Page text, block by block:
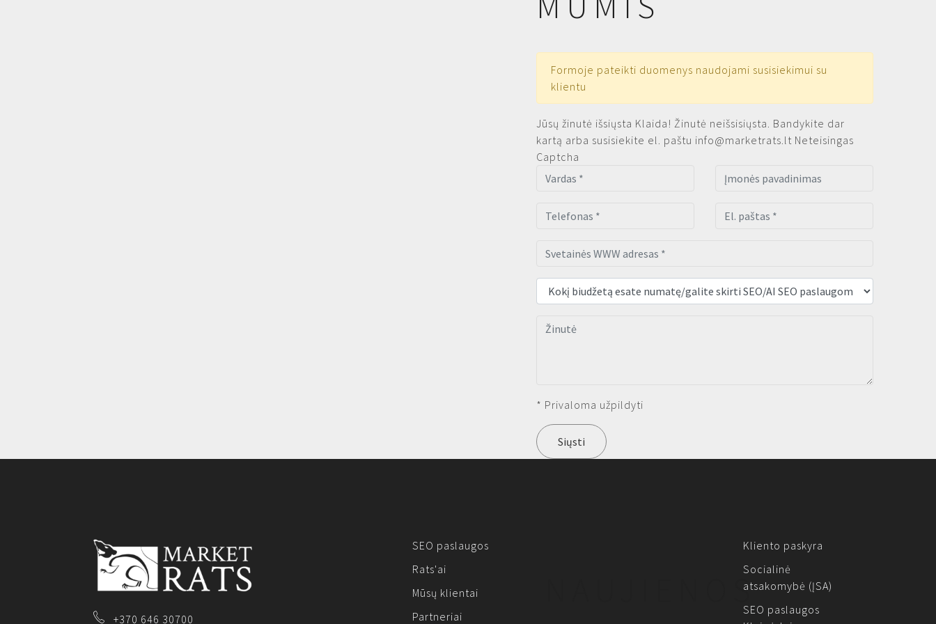
Formoje pateikti duomenys naudojami susisiekimui su
klientu
Jūsų žinutė išsiųsta Klaida! Žinutė neišsisiųsta. Bandykite dar
kartą arba susisiekite el. paštu info@marketrats.lt Neteisingas
Captcha
* Privaloma užpildyti
Siųsti
+370 646 30700
SEO paslaugos
Rats'ai
Mūsų klientai
Partneriai
NAUJIENOS
Kliento paskyra
Socialinė
atsakomybė (ĮSA)
SEO paslaugos